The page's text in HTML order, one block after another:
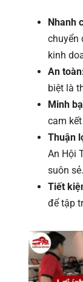
Nhanh
chuyển
kinh
An
biệt là
Minh
cam
Thuận
An Hội
suôn sẻ.
Tiết
để tập